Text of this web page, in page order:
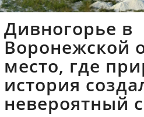
Дивногорье в
Воронежской
место, где
история
невероятный